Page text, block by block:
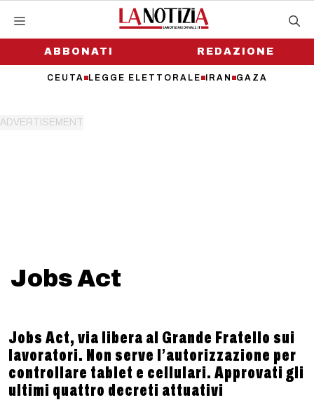
contenutoABBONATI
CEUTA LEGGE ELETTORALE IRAN GAZA
REDAZIONE
Jobs Act
Jobs Act, via libera al Grande Fratello sui
lavoratori. Non serve l’autorizzazione per
controllare tablet e cellulari. Approvati gli
ultimi quattro decreti attuativi